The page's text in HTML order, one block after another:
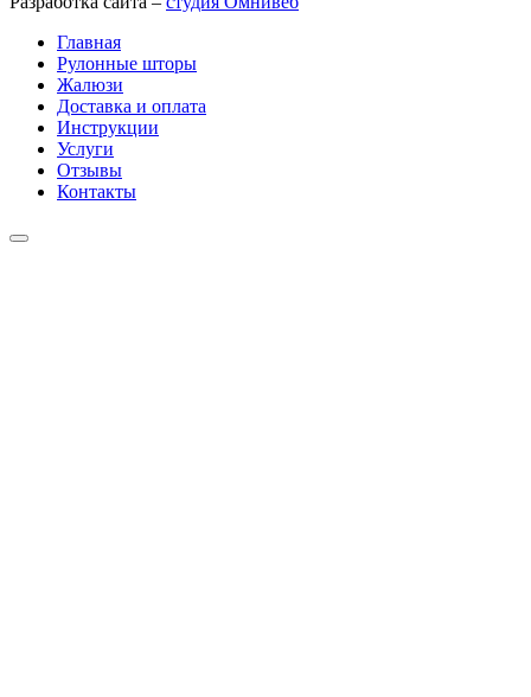
Главная
Рулонные шторы
Жалюзи
Доставка и оплата
Инструкции
Услуги
Отзывы
Контакты